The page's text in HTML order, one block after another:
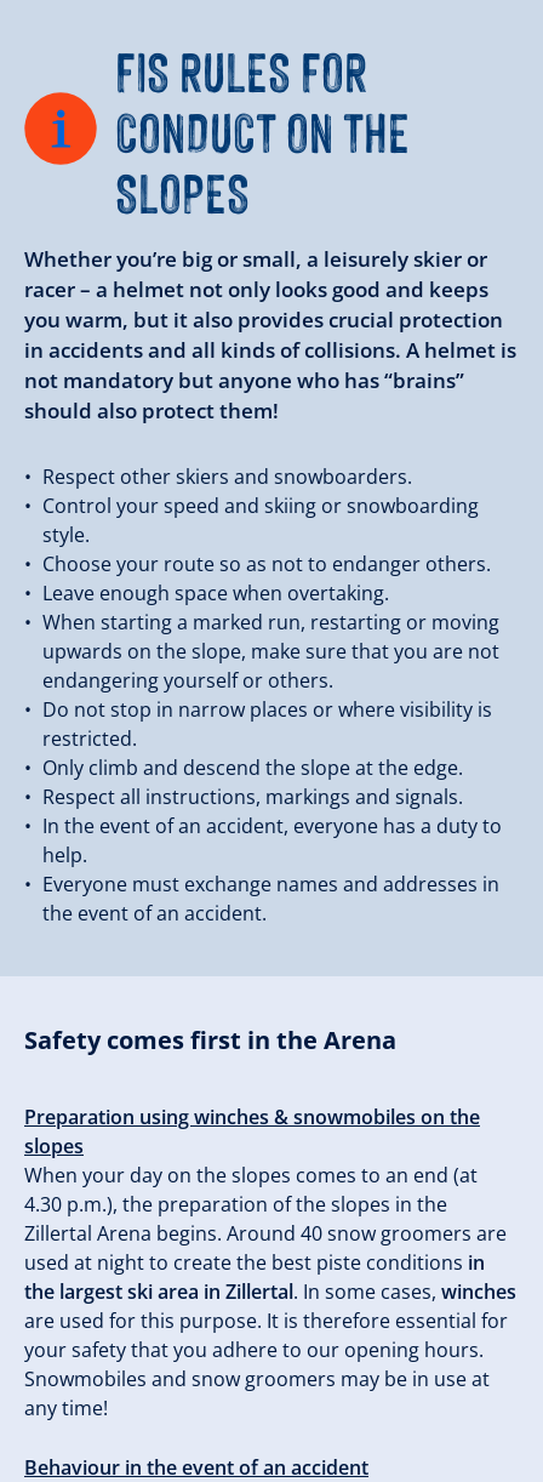
FIS RULES FOR
CONDUCT ON THE
SLOPES
Whether you’re big or small, a leisurely skier or
racer – a helmet not only looks good and keeps
you warm, but it also provides crucial protection
in accidents and all kinds of collisions. A helmet is
not mandatory but anyone who has “brains”
should also protect them!
Respect other skiers and snowboarders.
Control your speed and skiing or snowboarding
style.
Choose your route so as not to endanger others.
Leave enough space when overtaking.
When starting a marked run, restarting or moving
upwards on the slope, make sure that you are not
endangering yourself or others.
Do not stop in narrow places or where visibility is
restricted.
Only climb and descend the slope at the edge.
Respect all instructions, markings and signals.
In the event of an accident, everyone has a duty to
help.
Everyone must exchange names and addresses in
the event of an accident.
Safety comes first in the Arena
Preparation using winches & snowmobiles on the
slopes
When your day on the slopes comes to an end (at
4.30 p.m.), the preparation of the slopes in the
Zillertal Arena begins. Around 40 snow groomers are
used at night to create the best piste conditions in
the largest ski area in Zillertal. In some cases, winches
are used for this purpose. It is therefore essential for
your safety that you adhere to our opening hours.
Snowmobiles and snow groomers may be in use at
any time!
Behaviour in the event of an accident